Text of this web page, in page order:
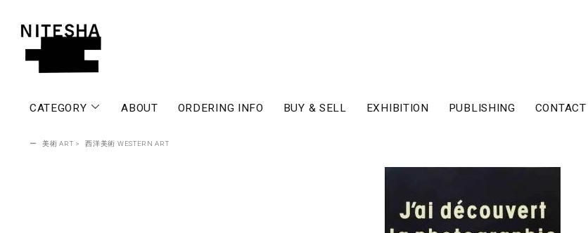
CATEGORY ABOUT ORDERING INFO BUY & SELL EXHIBITION PUBLISHING CONTACT
ー 美術 ART > 西洋美術 WESTERN ART